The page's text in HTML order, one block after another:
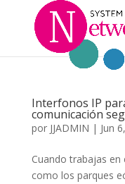
Interfonos IP
comunicación
por JJADMIN | Jun
Cuando trabajas
como los parques